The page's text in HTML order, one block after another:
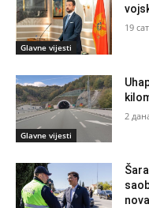
Glavne vijesti
19
Glavne vijesti
2